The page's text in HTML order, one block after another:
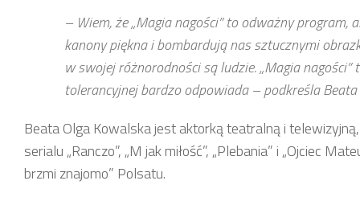
– Wiem, że „Magia nagości” to odważny program,
kanony piękna i bombardują nas sztucznymi
w swojej różnorodności są ludzie. „Magia
tolerancyjnej bardzo odpowiada – podkreśla Beata
Beata Olga Kowalska jest aktorką teatralną i
serialu „Ranczo”, „M jak miłość”, „Plebania” i „Ojciec
brzmi znajomo” Polsatu.